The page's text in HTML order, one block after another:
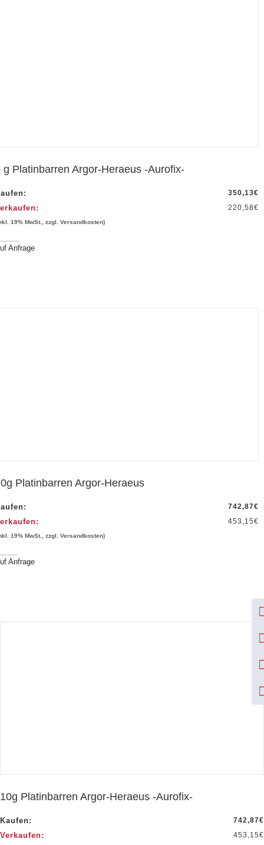
g Platinbarren Argor-Heraeus -Aurofix-
350,13€
220,58€
19% MwSt., zzgl. Versandkosten)
Anfrage
Platinbarren Argor-Heraeus
742,87€
453,15€
19% MwSt., zzgl. Versandkosten)
Anfrage
10g Platinbarren Argor-Heraeus -Aurofix-
Kaufen: 742,87€
Verkaufen: 453,15€